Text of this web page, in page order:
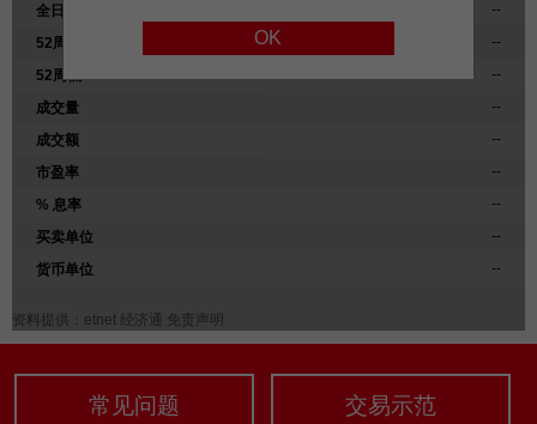
「期货宝」
「股票期权宝」
「港股易」(简体版)
美股易II
MT4
表格
光证财富高 用户指南
交易示范
全日低位
--
52周高
--
52周低
--
成交量
--
成交额
--
市盈率
--
% 息率
--
买卖单位
--
货币单位
--
资料提供： etnet 经济通 免责声明
OK
常见问题 交易示范